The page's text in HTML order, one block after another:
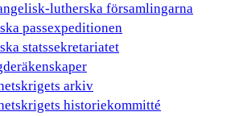
lutherska församlingarna
passexpeditionen
statssekretariatet
arkiv
historiekommitté